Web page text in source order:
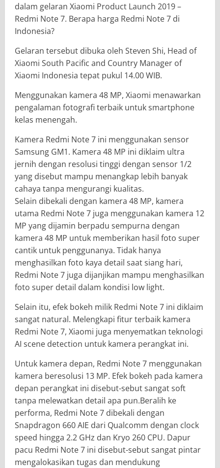
dalam gelaran Xiaomi Product Launch 2019 –
Redmi Note 7. Berapa harga Redmi Note 7 di
Indonesia?
Gelaran tersebut dibuka oleh Steven Shi, Head of
Xiaomi South Pacific and Country Manager of
Xiaomi Indonesia tepat pukul 14.00 WIB.
Menggunakan kamera 48 MP, Xiaomi menawarkan
pengalaman fotografi terbaik untuk smartphone
kelas menengah.
Kamera Redmi Note 7 ini menggunakan sensor
Samsung GM1. Kamera 48 MP ini diklaim ultra
jernih dengan resolusi tinggi dengan sensor 1/2
yang disebut mampu menangkap lebih banyak
cahaya tanpa mengurangi kualitas.
Selain dibekali dengan kamera 48 MP, kamera
utama Redmi Note 7 juga menggunakan kamera 12
MP yang dijamin berpadu sempurna dengan
kamera 48 MP untuk memberikan hasil foto super
cantik untuk penggunanya. Tidak hanya
menghasilkan foto kaya detail saat siang hari,
Redmi Note 7 juga dijanjikan mampu menghasilkan
foto super detail dalam kondisi low light.
Selain itu, efek bokeh milik Redmi Note 7 ini diklaim
sangat natural. Melengkapi fitur terbaik kamera
Redmi Note 7, Xiaomi juga menyematkan teknologi
AI scene detection untuk kamera perangkat ini.
Untuk kamera depan, Redmi Note 7 menggunakan
kamera beresolusi 13 MP. Efek bokeh pada kamera
depan perangkat ini disebut-sebut sangat soft
tanpa melewatkan detail apa pun.Beralih ke
performa, Redmi Note 7 dibekali dengan
Snapdragon 660 AIE dari Qualcomm dengan clock
speed hingga 2.2 GHz dan Kryo 260 CPU. Dapur
pacu Redmi Note 7 ini disebut-sebut sangat pintar
mengalokasikan tugas dan mendukung